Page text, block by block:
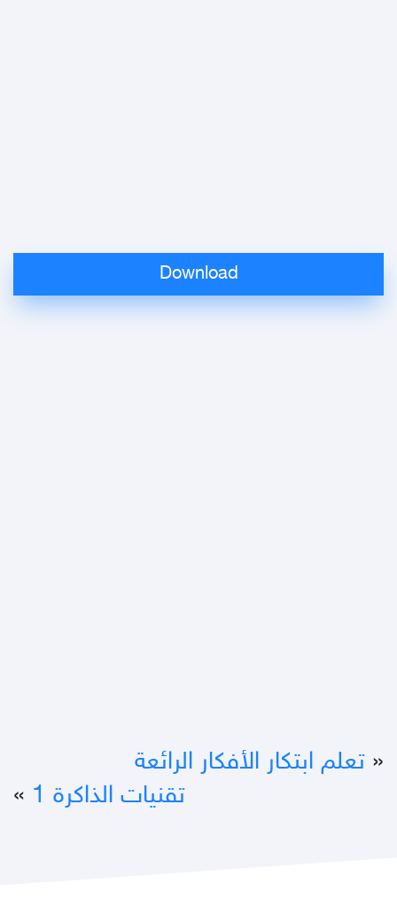
« تعلم ابتكار الأفكار الرائعة
تقنيات الذاكرة 1
»